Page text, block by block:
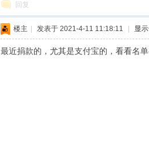
回复
楼主 发表于 2021-4-11 11:18:11 显
最近捐款的，尤其是支付宝的，看看名